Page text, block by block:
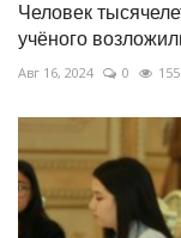
Человек
учёного
Авг 16, 2024 0 155